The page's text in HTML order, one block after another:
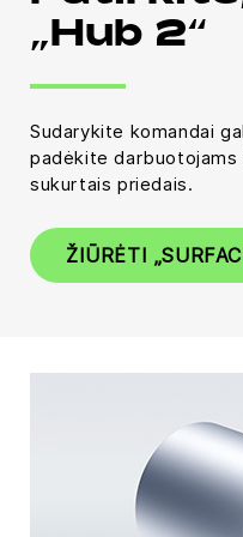
„Hub 2“
Sudarykite komandai
padėkite
sukurtais priedais.
ŽIŪRĖTI